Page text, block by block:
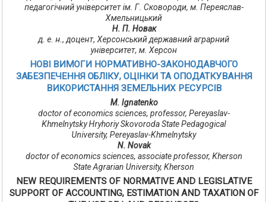
педагогічний університет ім. Г. Сковороди, м. Переяслав-
Хмельницький
Н. П. Новак
д. е. н., доцент, Херсонський державний аграрний
університет, м. Херсон
НОВІ ВИМОГИ НОРМАТИВНО-ЗАКОНОДАВЧОГО
ЗАБЕЗПЕЧЕННЯ ОБЛІКУ, ОЦІНКИ ТА ОПОДАТКУВАННЯ
ВИКОРИСТАННЯ ЗЕМЕЛЬНИХ РЕСУРСІВ
M. Ignatenko
doctor of economics sciences, professor, Pereyaslav-
Khmelnytsky Hryhoriy Skovoroda State Pedagogical
University, Pereyaslav-Khmelnytsky
N. Novak
doctor of economics sciences, associate professor, Kherson
State Agrarian University, Kherson
NEW REQUIREMENTS OF NORMATIVE AND LEGISLATIVE
SUPPORT OF ACCOUNTING, ESTIMATION AND TAXATION OF